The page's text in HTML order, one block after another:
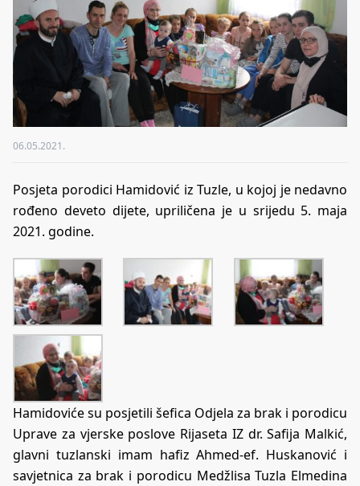
06.05.2021.
Posjeta porodici Hamidović iz Tuzle, u kojoj je nedavno
rođeno deveto dijete, upriličena je u srijedu 5. maja
2021. godine.
Hamidoviće su posjetili šefica Odjela za brak i porodicu
Uprave za vjerske poslove Rijaseta IZ dr. Safija Malkić,
glavni tuzlanski imam hafiz Ahmed-ef. Huskanović i
savjetnica za brak i porodicu Medžlisa Tuzla Elmedina